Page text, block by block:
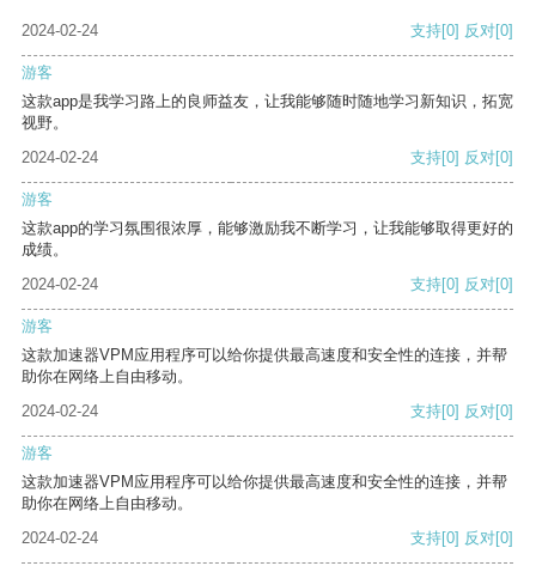
2024-02-24 支持[0] 反对[0]
游客
这款app是我学习路上的良师益友，让我能够随时随地学习新知识，拓宽
视野。
2024-02-24
支持[0] 反对[0]
游客
这款app的学习氛围很浓厚，能够激励我不断学习，让我能够取得更好的
成绩。
2024-02-24
支持[0] 反对[0]
游客
这款加速器VPM应用程序可以给你提供最高速度和安全性的连接，并帮
助你在网络上自由移动。
2024-02-24
支持[0] 反对[0]
游客
这款加速器VPM应用程序可以给你提供最高速度和安全性的连接，并帮
助你在网络上自由移动。
2024-02-24
支持[0] 反对[0]